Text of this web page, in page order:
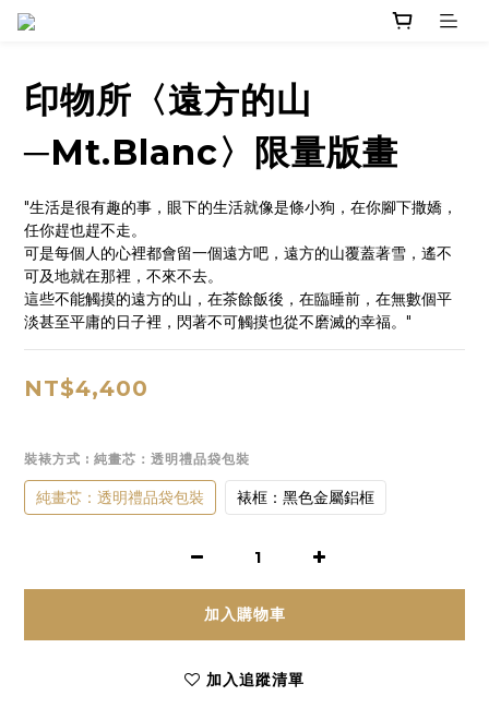
印物所〈遠方的山
─Mt.Blanc〉限量版畫
"生活是很有趣的事，眼下的生活就像是條小狗，在你腳下撒嬌，
任你趕也趕不走。
可是每個人的心裡都會留一個遠方吧，遠方的山覆蓋著雪，遙不
可及地就在那裡，不來不去。
這些不能觸摸的遠方的山，在茶餘飯後，在臨睡前，在無數個平
淡甚至平庸的日子裡，閃著不可觸摸也從不磨滅的幸福。"
NT$4,400
裝裱方式 : 純畫芯：透明禮品袋包裝
純畫芯：透明禮品袋包裝 裱框：黑色金屬鋁框
加入購物車
加入追蹤清單